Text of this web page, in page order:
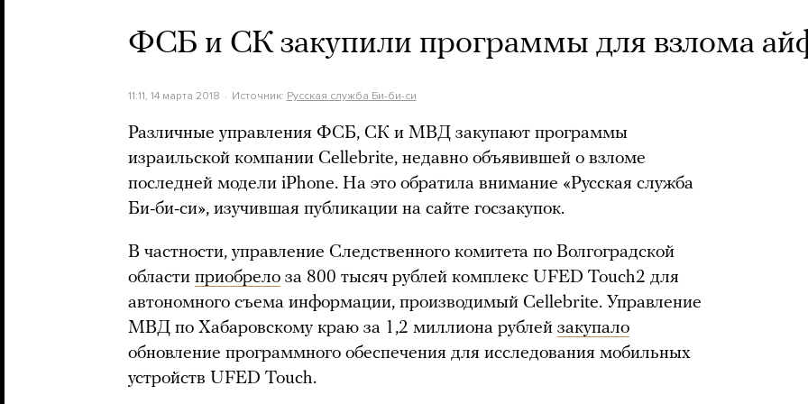
ФСБ и СК закупили программы для взлома
11:11, 14 марта 2018 Источник: Русская служба Би-би-си
Различные управления ФСБ, СК и МВД закупают программы
израильской компании Cellebrite, недавно объявившей о взломе
последней модели iPhone. На это обратила внимание «Русская служба
Би-би-си», изучившая публикации на сайте госзакупок.
В частности, управление Следственного комитета по Волгоградской
области приобрело за 800 тысяч рублей комплекс UFED Touch2 для
автономного съема информации, производимый Cellebrite. Управление
МВД по Хабаровскому краю за 1,2 миллиона рублей закупало
обновление программного обеспечения для исследования мобильных
устройств UFED Touch.